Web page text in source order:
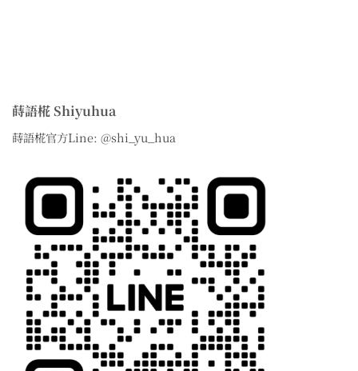
蒔語椛 Shiyuhua
蒔語椛官方Line: @shi_yu_hua